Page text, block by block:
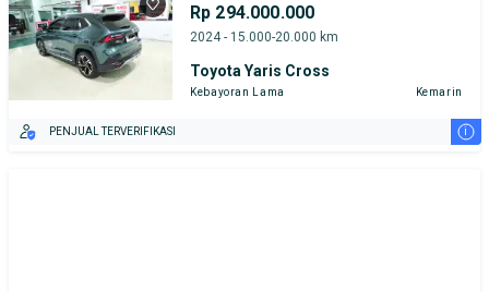
Rp 294.000.000
2024 - 15.000-20.000 km
Toyota Yaris Cross
Kebayoran Lama Kemarin
PENJUAL TERVERIFIKASI i